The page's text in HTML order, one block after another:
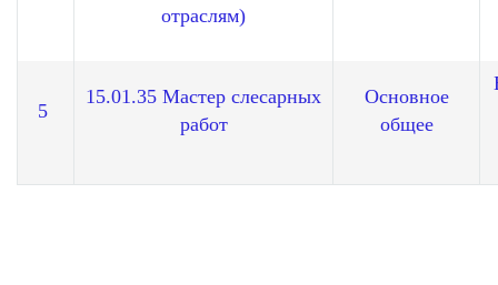
отраслям)
5
15.01.35 Мастер слесарных
работ
Основное
общее